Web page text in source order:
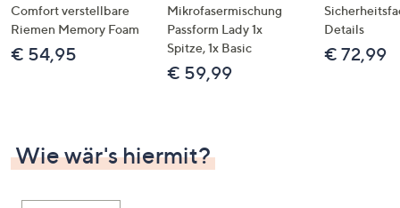
Comfort verstellbare
Riemen Memory Foam
€ 54,95
Mikrofasermischung
Passform Lady 1x
Spitze, 1x Basic
€ 59,99
Details
€ 72,99
Wie wär's hiermit?